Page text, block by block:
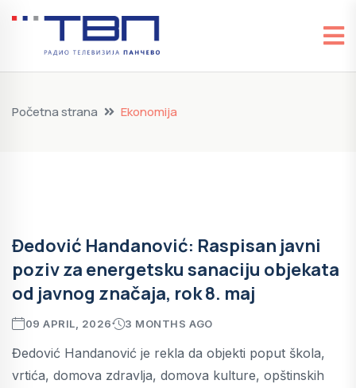
Početna strana Ekonomija
Đedović Handanović: Raspisan javni
poziv za energetsku sanaciju objekata
od javnog značaja, rok 8. maj
09 APRIL, 2026 3 MONTHS AGO
Đedović Handanović je rekla da objekti poput škola,
vrtića, domova zdravlja, domova kulture, opštinskih